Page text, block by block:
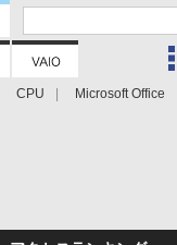
CPU Microsoft Office